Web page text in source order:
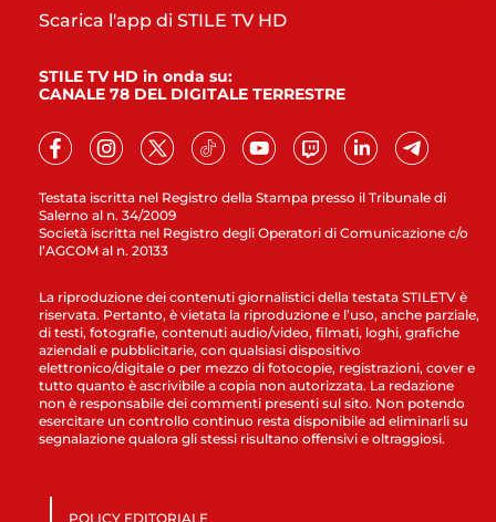
Testata iscritta nel Registro della Stampa presso il Tribunale di
Salerno al n. 34/2009
Società iscritta nel Registro degli Operatori di Comunicazione c/o
l’AGCOM al n. 20133
Scarica l'app di STILE TV HD
STILE TV HD in onda su:
CANALE 78 DEL DIGITALE TERRESTRE
La riproduzione dei contenuti giornalistici della testata STILETV è
riservata. Pertanto, è vietata la riproduzione e l’uso, anche parziale,
di testi, fotografie, contenuti audio/video, filmati, loghi, grafiche
aziendali e pubblicitarie, con qualsiasi dispositivo
elettronico/digitale o per mezzo di fotocopie, registrazioni, cover e
tutto quanto è ascrivibile a copia non autorizzata. La redazione
non è responsabile dei commenti presenti sul sito. Non potendo
esercitare un controllo continuo resta disponibile ad eliminarli su
segnalazione qualora gli stessi risultano offensivi e oltraggiosi.
POLICY EDITORIALE